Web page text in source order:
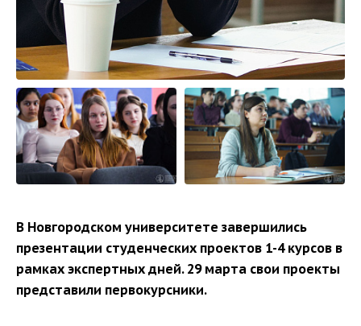
В Новгородском университете завершились
презентации студенческих проектов 1-4 курсов в
рамках экспертных дней. 29 марта свои проекты
представили первокурсники.